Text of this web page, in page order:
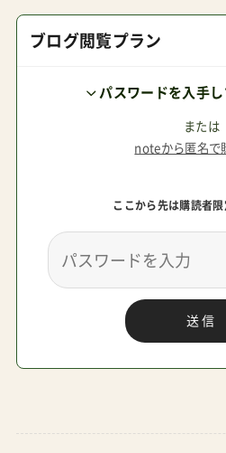
上軽量性は維持（約6.5kg）
さは維持。毎日の使用に、
結果として、耐荷重性能UP
で長く乗れる軽量の両対面
トでは、4つの洗練されたカ
新色の『サンダー』は、都会
ァッションを選ばない万能
各カラーの特徴キャビア定
ク汚れが目立ちにくいどん
ブログ閲覧プラン
パスワードを入手
または
noteから匿名で
ここから先は購読者
送信